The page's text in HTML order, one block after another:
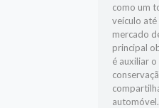
como um
veículo
mercado
principal
é auxiliar